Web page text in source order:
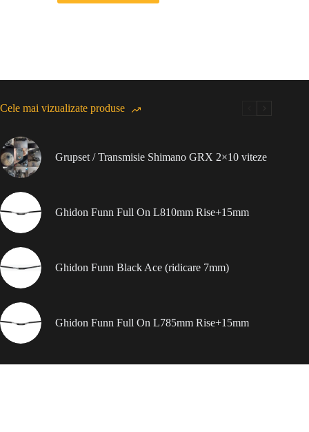
Cele mai vizualizate produse
Grupset / Transmisie Shimano GRX 2×10 viteze
Ghidon Funn Full On L810mm Rise+15mm
Ghidon Funn Black Ace (ridicare 7mm)
Ghidon Funn Full On L785mm Rise+15mm